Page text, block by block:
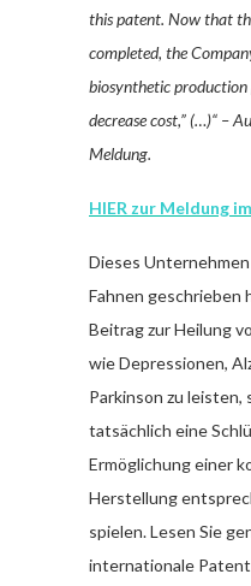
this patent. Now that
completed, the
biosynthetic production
decrease cost,” (…)“ –
Meldung.
HIER zur Meldung
Dieses
Fahnen geschrieben
Beitrag zur Heilung
wie Depressionen,
Parkinson zu
tatsächlich eine
Ermöglichung einer
Herstellung
spielen. Lesen Sie
internationale